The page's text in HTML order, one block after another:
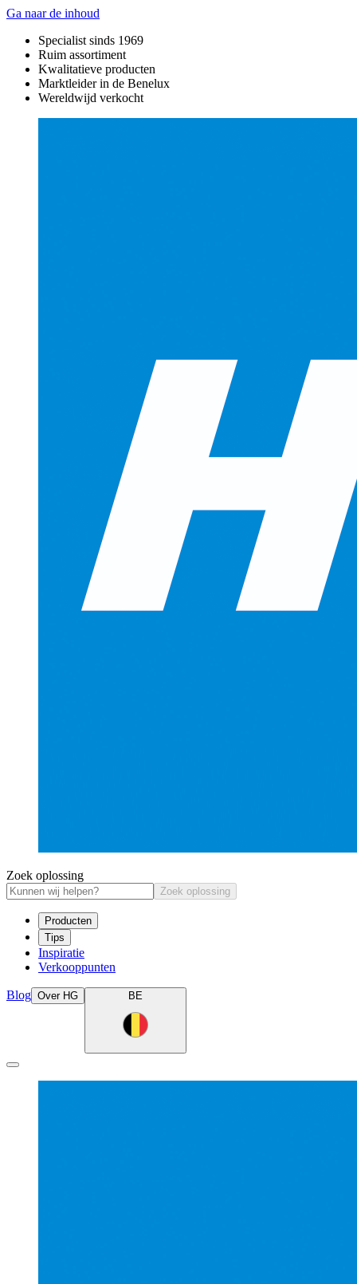
Ga naar de inhoud
Specialist sinds 1969
Ruim assortiment
Kwalitatieve producten
Marktleider in de Benelux
Wereldwijd verkocht
Zoek oplossing
Zoek oplossing
Producten
Tips
Inspiratie
Verkooppunten
Blog Over HG BE